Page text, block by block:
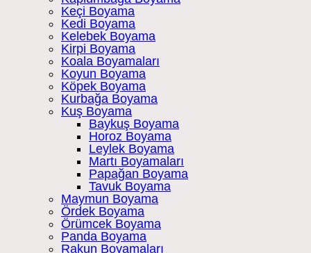
Keçi Boyama
Kedi Boyama
Kelebek Boyama
Kirpi Boyama
Koala Boyamaları
Koyun Boyama
Köpek Boyama
Kurbağa Boyama
Kuş Boyama
Baykuş Boyama
Horoz Boyama
Leylek Boyama
Martı Boyamaları
Papağan Boyama
Tavuk Boyama
Maymun Boyama
Ördek Boyama
Örümcek Boyama
Panda Boyama
Rakun Boyamaları